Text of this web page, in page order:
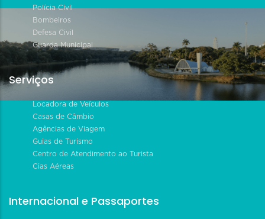
Polícia Civil
Bombeiros
Defesa Civil
Guarda Municipal
Serviços
Locadora de Veículos
Casas de Câmbio
Agências de Viagem
Guias de Turismo
Centro de Atendimento ao Turista
Cias Aéreas
Internacional e Passaportes